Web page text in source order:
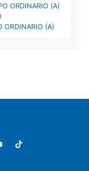
ORDINARIO (A)
ORDINARIO (A)